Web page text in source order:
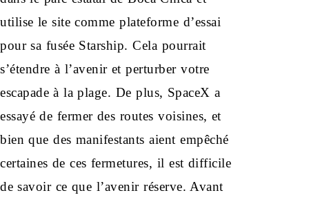
utilise le site comme plateforme d’essai
pour sa fusée Starship. Cela pourrait
s’étendre à l’avenir et perturber votre
escapade à la plage. De plus, SpaceX a
essayé de fermer des routes voisines, et
bien que des manifestants aient empêché
certaines de ces fermetures, il est difficile
de savoir ce que l’avenir réserve. Avant